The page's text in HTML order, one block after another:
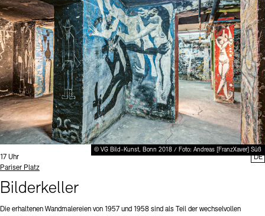
© VG Bild-Kunst, Bonn 2018 / Foto: Andreas [FranzXaver] Süß
Uhrzeit:
17 Uhr
Standort
Pariser Platz
Bilderkeller
Die erhaltenen Wandmalereien von 1957 und 1958 sind als Teil der wechselvollen
DE